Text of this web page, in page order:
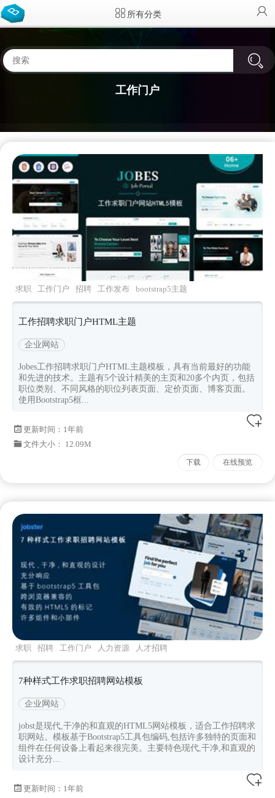
所有分类
工作门户
求职 工作门户 招聘 工作发布 bootstrap5主题
工作招聘求职门户HTML主题
企业网站
Jobes工作招聘求职门户HTML主题模板，具有当前最好的功能
和先进的技术。主题有5个设计精美的主页和20多个内页，包括
职位类别、不同风格的职位列表页面、定价页面、博客页面。
使用Bootstrap5框...
更新时间： 1年前
文件大小： 12.09M
下载 在线预览
求职 招聘 工作门户 人力资源 人才招聘
7种样式工作求职招聘网站模板
企业网站
jobst是现代,干净的和直观的HTML5网站模板，适合工作招聘求
职网站。模板基于Bootstrap5工具包编码,包括许多独特的页面和
组件在任何设备上看起来很完美。主要特色现代,干净,和直观的
设计充分...
更新时间： 1年前